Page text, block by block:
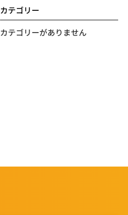
カテゴリー
カテゴリーがありません